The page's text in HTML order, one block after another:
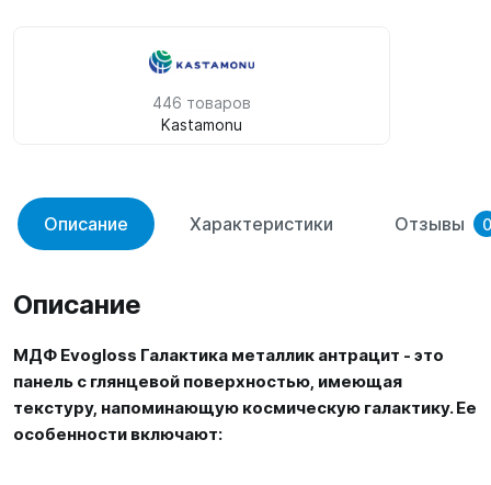
446 товаров
Kastamonu
Описание Характеристики Отзывы 0
Описание
МДФ Evogloss Галактика металлик антрацит - это
панель с глянцевой поверхностью, имеющая
текстуру, напоминающую космическую галактику. Ее
особенности включают: